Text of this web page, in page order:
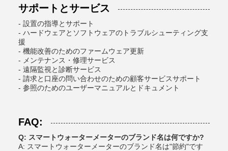
サポートとサービス
- 設置の指導とサポート
- ハードウェアとソフトウェアのトラブルシューティング支
援
- 機能改善のためのファームウェア更新
- メンテナンス・修理サービス
- 遠隔監視と診断サービス
- 請求と口座の問い合わせのための顧客サービスサポート
- 参照のためのユーザーマニュアルとドキュメント
FAQ:
Q: スマートウォーターメーターのブランド名は何ですか?
A: スマートウォーターメーターのブランド名は"節約"です